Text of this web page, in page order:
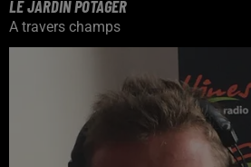
LE JARDIN POTAGER
A travers champs